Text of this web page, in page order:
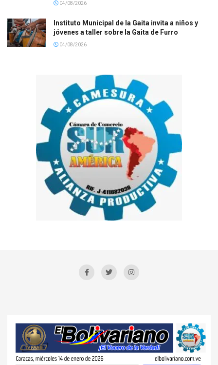
04/08/2026
Instituto Municipal de la Gaita invita a niños y
jóvenes a taller sobre la Gaita de Furro
04/08/2026